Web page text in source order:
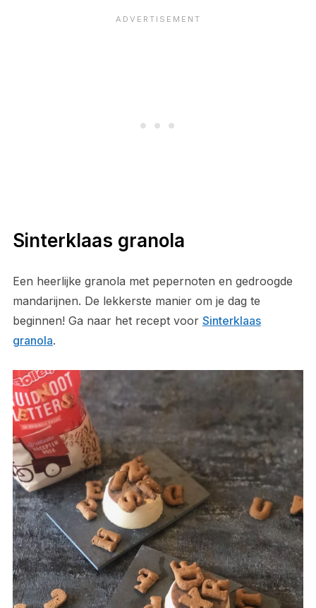
Sinterklaas granola
Een heerlijke granola met pepernoten en gedroogde
mandarijnen. De lekkerste manier om je dag te
beginnen! Ga naar het recept voor Sinterklaas
granola.